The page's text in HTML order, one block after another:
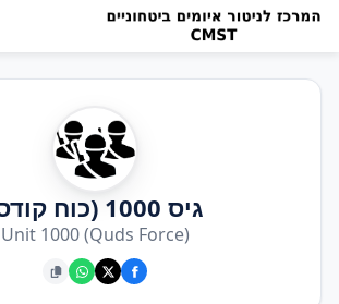
גיס 1000 (כוח קודס)
Unit 1000 (Quds Force)